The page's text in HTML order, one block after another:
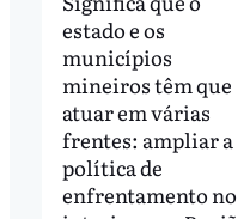
estado e os
municípios
mineiros têm que
atuar em várias
frentes: ampliar a
política de
enfrentamento no